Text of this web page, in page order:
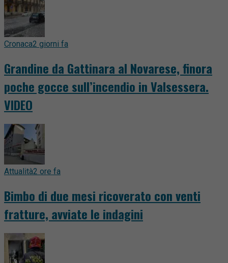
Cronaca2 giorni fa
Grandine da Gattinara al Novarese, finora
poche gocce sull’incendio in Valsessera.
VIDEO
Attualità2 ore fa
Bimbo di due mesi ricoverato con venti
fratture, avviate le indagini